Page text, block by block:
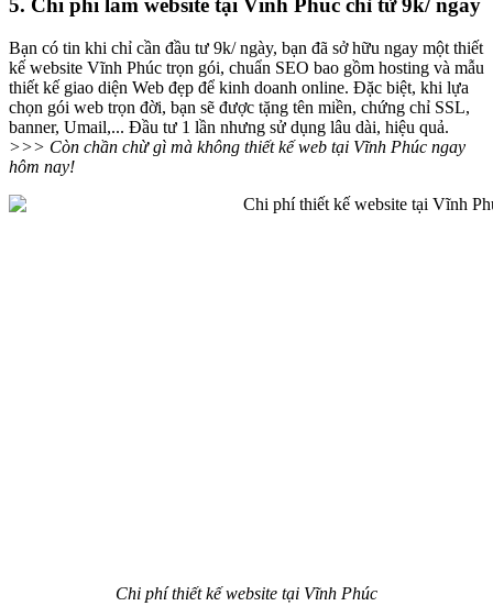
5. Chi phí làm website tại Vĩnh Phúc chỉ từ 9k/ ngày
Bạn có tin khi chỉ cần đầu tư 9k/ ngày, bạn đã sở hữu ngay một thiết
kế website Vĩnh Phúc trọn gói, chuẩn SEO bao gồm hosting và mẫu
thiết kế giao diện Web đẹp để kinh doanh online. Đặc biệt, khi lựa
chọn gói web trọn đời, bạn sẽ được tặng tên miền, chứng chỉ SSL,
banner, Umail,... Đầu tư 1 lần nhưng sử dụng lâu dài, hiệu quả.
>>> Còn chần chừ gì mà không thiết kế web tại Vĩnh Phúc ngay
hôm nay!
Chi phí thiết kế website tại Vĩnh Phúc